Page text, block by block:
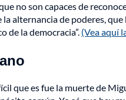
no son capaces de
la alternancia de poderes,
de la democracia”. (Vea aquí
que es fue la muerte de